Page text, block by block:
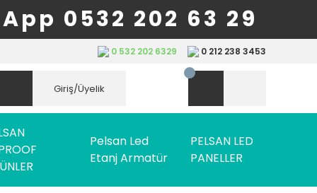
0532 202 63 29
0 532 202 6329 0 212 238 3453
Giriş/Üyelik
Pelsan Led
Etanj Armatür
PELSAN LED
PANELLER